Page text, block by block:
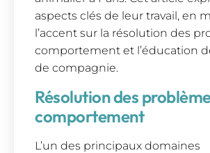
aspects clés de leur travail, en
l’accent sur la résolution des
comportement et l’éducation
de compagnie.
Résolution des
comportement
L’un des principaux domaines